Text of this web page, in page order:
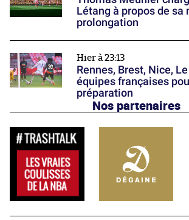
Létang à propos de sa
prolongation
Hier à 23:13
Rennes, Brest, Nice,
équipes françaises
préparation
Nos partenaires